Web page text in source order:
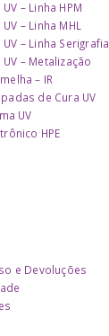
– Linha HPM
– Linha MHL
– Linha Serigrafia
– Metalização
– IR
de Cura UV
UV
HPE
e Devoluções